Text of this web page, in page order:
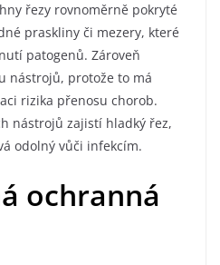
řezy rovnoměrně pokryté
praskliny či mezery, které
patogenů. Zároveň
nástrojů, protože to má
rizika přenosu chorob.
nástrojů zajistí hladký řez,
odolný vůči infekcím.
ochranná